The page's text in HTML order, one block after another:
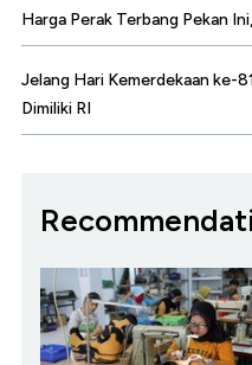
Harga Perak Terbang Pekan
Jelang Hari Kemerdekaan ke-
Dimiliki RI